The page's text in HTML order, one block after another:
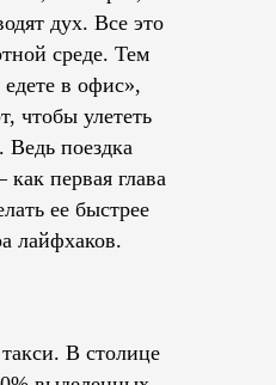
дух. Все это
среде. Тем
в офис»,
чтобы улететь
поездка
первая глава
ее быстрее
лайфхаков.
В столице